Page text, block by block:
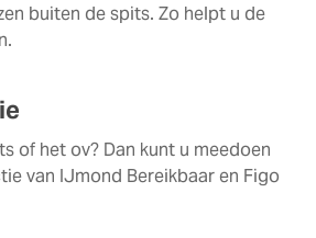
buiten de spits. Zo helpt u de
of het ov? Dan kunt u meedoen
van IJmond Bereikbaar en Figo